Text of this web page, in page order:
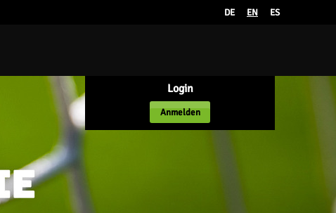
DE EN ES
Login
Anmelden